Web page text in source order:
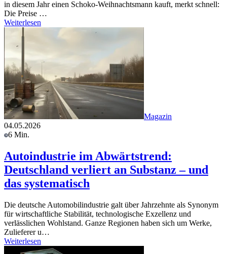
in diesem Jahr einen Schoko-Weihnachtsmann kauft, merkt schnell:
Die Preise …
Weiterlesen
Magazin
04.05.2026
6 Min.
Autoindustrie im Abwärtstrend:
Deutschland verliert an Substanz – und
das systematisch
Die deutsche Automobilindustrie galt über Jahrzehnte als Synonym
für wirtschaftliche Stabilität, technologische Exzellenz und
verlässlichen Wohlstand. Ganze Regionen haben sich um Werke,
Zulieferer u…
Weiterlesen